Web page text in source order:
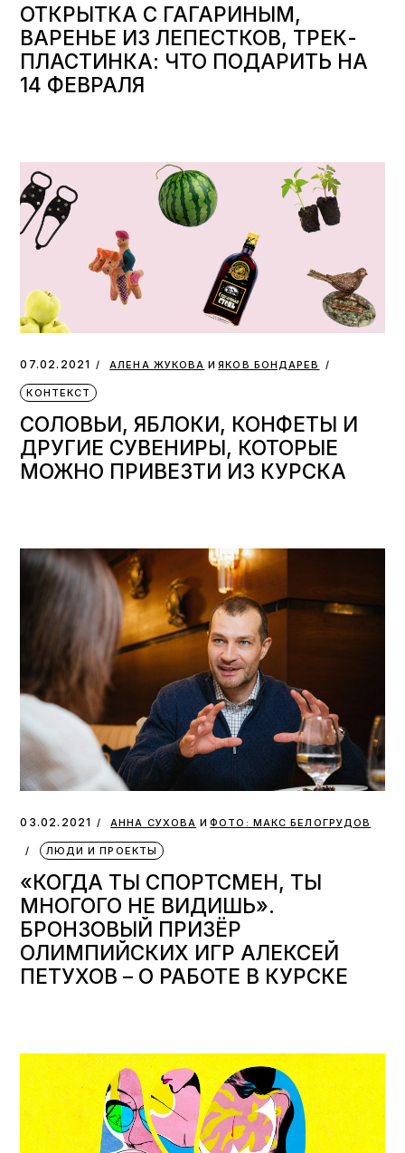
ОТКРЫТКА С ГАГАРИНЫМ,
ВАРЕНЬЕ ИЗ ЛЕПЕСТКОВ, ТРЕК-
ПЛАСТИНКА: ЧТО ПОДАРИТЬ НА
14 ФЕВРАЛЯ
07.02.2021 АЛЕНА ЖУКОВА иЯКОВ БОНДАРЕВ
КОНТЕКСТ
СОЛОВЬИ, ЯБЛОКИ, КОНФЕТЫ И
ДРУГИЕ СУВЕНИРЫ, КОТОРЫЕ
МОЖНО ПРИВЕЗТИ ИЗ КУРСКА
03.02.2021 АННА СУХОВА иФОТО: МАКС БЕЛОГРУДОВ
ЛЮДИ И ПРОЕКТЫ
«КОГДА ТЫ СПОРТСМЕН, ТЫ
МНОГОГО НЕ ВИДИШЬ».
БРОНЗОВЫЙ ПРИЗЁР
ОЛИМПИЙСКИХ ИГР АЛЕКСЕЙ
ПЕТУХОВ – О РАБОТЕ В КУРСКЕ